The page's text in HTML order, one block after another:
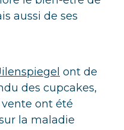
aussi de ses
ont de
des cupcakes,
ont été
la maladie